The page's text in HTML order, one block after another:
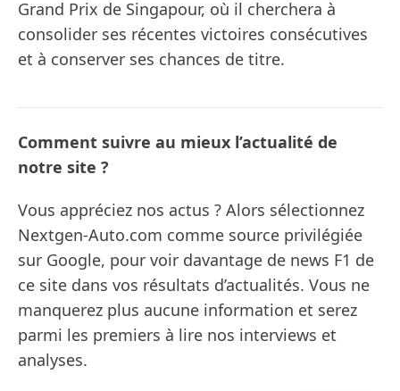
Grand Prix de Singapour, où il cherchera à
consolider ses récentes victoires consécutives
et à conserver ses chances de titre.
Comment suivre au mieux l’actualité de
notre site ?
Vous appréciez nos actus ? Alors sélectionnez
Nextgen-Auto.com comme source privilégiée
sur Google, pour voir davantage de news F1 de
ce site dans vos résultats d’actualités. Vous ne
manquerez plus aucune information et serez
parmi les premiers à lire nos interviews et
analyses.